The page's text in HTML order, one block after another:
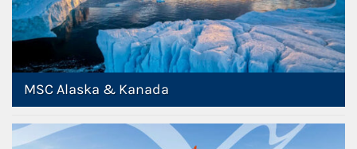
MSC Alaska & Kanada